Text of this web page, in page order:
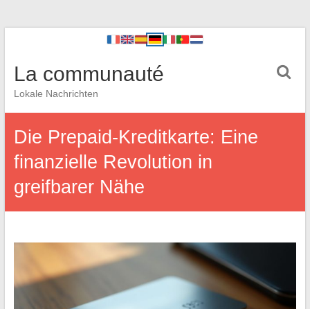
La communauté
Lokale Nachrichten
Die Prepaid-Kreditkarte: Eine
finanzielle Revolution in
greifbarer Nähe